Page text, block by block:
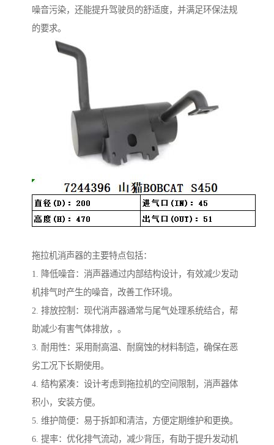
噪音污染，还能提升驾驶员的舒适度，并满足环保法规
的要求。
拖拉机消声器的主要特点包括：
1. 降低噪音：消声器通过内部结构设计，有效减少发动
机排气时产生的噪音，改善工作环境。
2. 排放控制：现代消声器通常与尾气处理系统结合，帮
助减少有害气体排放，。
3. 耐用性：采用耐高温、耐腐蚀的材料制造，确保在恶
劣工况下长期使用。
4. 结构紧凑：设计考虑到拖拉机的空间限制，消声器体
积小，安装方便。
5. 维护简便：易于拆卸和清洁，方便定期维护和更换。
6. 提率：优化排气流动，减少背压，有助于提升发动机